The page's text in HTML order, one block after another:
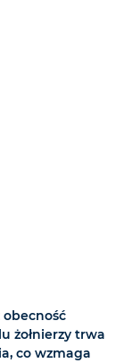
obecność
żołnierzy trwa
co wzmaga